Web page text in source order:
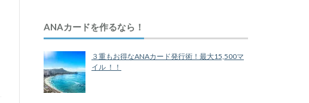
ANAカードを作るなら！
３重もお得なANAカード発行術！最大15,500マ
イル ！！